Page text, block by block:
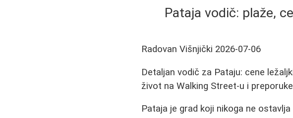
Pataja vodič: plaže,
Radovan Višnjički 2026-07-06
Detaljan vodič za Pataju: cene
život na Walking Street-u i
Pataja je grad koji nikoga ne